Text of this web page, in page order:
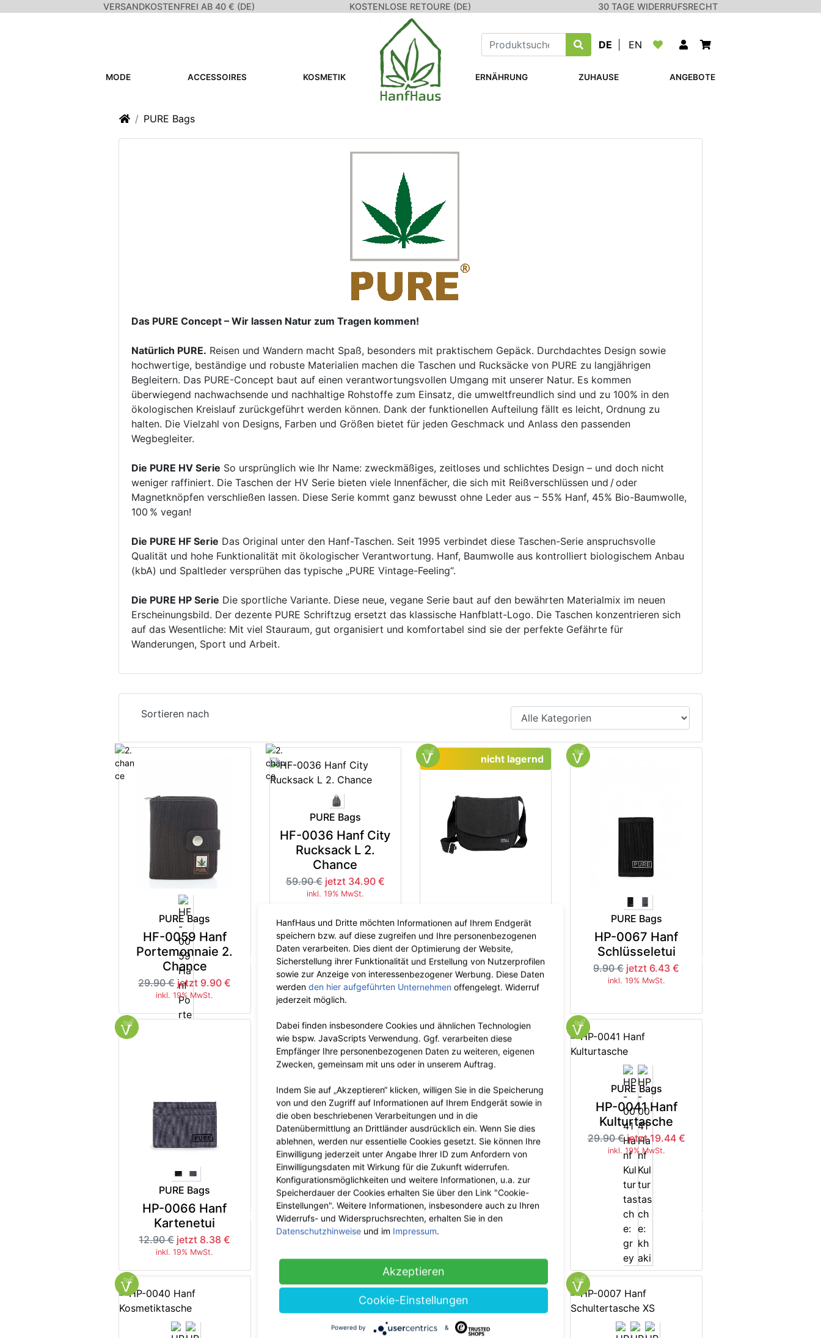
VERSANDKOSTENFREI AB 40 € (DE) KOSTENLOSE RETOURE (DE) 30 TAGE WIDERRUFSRECHT
DE EN
MODE ACCESSOIRES KOSMETIK ERNÄHRUNG ZUHAUSE ANGEBOTE
Startseite
PURE Bags
Das PURE Concept – Wir lassen Natur zum Tragen kommen!
Natürlich PURE. Reisen und Wandern macht Spaß, besonders mit praktischem Gepäck. Durchdachtes Design sowie
hochwertige, beständige und robuste Materialien machen die Taschen und Rucksäcke von PURE zu langjährigen
Begleitern. Das PURE-Concept baut auf einen verantwortungsvollen Umgang mit unserer Natur. Es kommen
überwiegend nachwachsende und nachhaltige Rohstoffe zum Einsatz, die umweltfreundlich sind und zu 100% in den
ökologischen Kreislauf zurückgeführt werden können. Dank der funktionellen Aufteilung fällt es leicht, Ordnung zu
halten. Die Vielzahl von Designs, Farben und Größen bietet für jeden Geschmack und Anlass den passenden
Wegbegleiter.
Die PURE HV Serie So ursprünglich wie Ihr Name: zweckmäßiges, zeitloses und schlichtes Design – und doch nicht
weniger raffiniert. Die Taschen der HV Serie bieten viele Innenfächer, die sich mit Reißverschlüssen und / oder
Magnetknöpfen verschließen lassen. Diese Serie kommt ganz bewusst ohne Leder aus – 55% Hanf, 45% Bio-Baumwolle,
100 % vegan!
Die PURE HF Serie Das Original unter den Hanf-Taschen. Seit 1995 verbindet diese Taschen-Serie anspruchsvolle
Qualität und hohe Funktionalität mit ökologischer Verantwortung. Hanf, Baumwolle aus kontrolliert biologischem Anbau
(kbA) und Spaltleder versprühen das typische „PURE Vintage-Feeling“.
Die PURE HP Serie Die sportliche Variante. Diese neue, vegane Serie baut auf den bewährten Materialmix im neuen
Erscheinungsbild. Der dezente PURE Schriftzug ersetzt das klassische Hanfblatt-Logo. Die Taschen konzentrieren sich
auf das Wesentliche: Mit viel Stauraum, gut organisiert und komfortabel sind sie der perfekte Gefährte für
Wanderungen, Sport und Arbeit.
Sortieren nach
PURE Bags
HF-0059 Hanf
Portemonnaie 2.
Chance
29.90 € jetzt 9.90 €
inkl. 19% MwSt.
-66%
PURE Bags
HF-0036 Hanf City
Rucksack L 2.
Chance
59.90 € jetzt 34.90 €
inkl. 19% MwSt.
-41%
PURE Bags
HP-0082 Hanf
Umhängetasche M
56.90 € jetzt 36.98 €
inkl. 19% MwSt.
nicht lagernd
-35%
PURE Bags
HP-0067 Hanf
Schlüsseletui
9.90 € jetzt 6.43 €
inkl. 19% MwSt.
-35%
PURE Bags
HP-0066 Hanf
Kartenetui
12.90 € jetzt 8.38 €
inkl. 19% MwSt.
-35%
PURE Bags
HP-0065 Hanf
Geldbörse
-35%
PURE Bags
HP-0050 Hanf
Bauchtasche S
29.90 € jetzt 19.44 €
inkl. 19% MwSt.
PURE Bags
HP-0041 Hanf
Kulturtasche
29.90 € jetzt 19.44 €
inkl. 19% MwSt.
-35%
HanfHaus und Dritte möchten Informationen auf Ihrem Endgerät
speichern bzw. auf diese zugreifen und Ihre personenbezogenen
Daten verarbeiten. Dies dient der Optimierung der Website,
Sicherstellung ihrer Funktionalität und Erstellung von Nutzerprofilen
sowie zur Anzeige von interessenbezogener Werbung. Diese Daten
werden den hier aufgeführten Unternehmen offengelegt. Widerruf
jederzeit möglich.
Dabei finden insbesondere Cookies und ähnlichen Technologien
wie bspw. JavaScripts Verwendung. Ggf. verarbeiten diese
Empfänger Ihre personenbezogenen Daten zu weiteren, eigenen
Zwecken, gemeinsam mit uns oder in unserem Auftrag.
Indem Sie auf „Akzeptieren“ klicken, willigen Sie in die Speicherung
von und den Zugriff auf Informationen auf Ihrem Endgerät sowie in
die oben beschriebenen Verarbeitungen und in die
Datenübermittlung an Drittländer ausdrücklich ein. Wenn Sie dies
ablehnen, werden nur essentielle Cookies gesetzt. Sie können Ihre
Einwilligung jederzeit unter Angabe Ihrer ID zum Anfordern von
Einwilligungsdaten mit Wirkung für die Zukunft widerrufen.
Konfigurationsmöglichkeiten und weitere Informationen, u.a. zur
Speicherdauer der Cookies erhalten Sie über den Link "Cookie-
Einstellungen". Weitere Informationen, insbesondere auch zu Ihren
Widerrufs- und Widerspruchsrechten, erhalten Sie in den
Datenschutzhinweise und im Impressum.
Akzeptieren
Cookie-Einstellungen
Powered by &